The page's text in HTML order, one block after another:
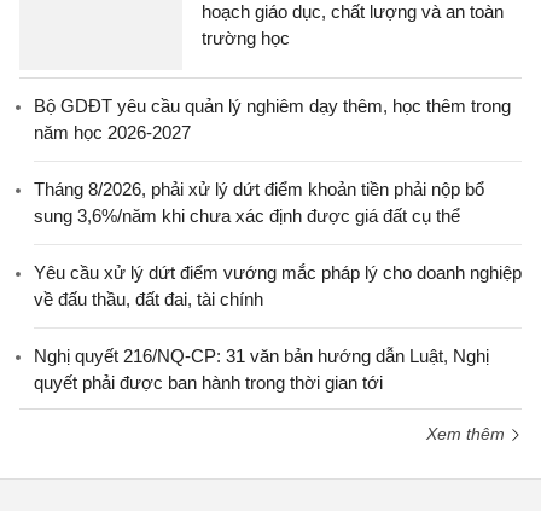
hoạch giáo dục, chất lượng và an toàn
trường học
Bộ GDĐT yêu cầu quản lý nghiêm dạy thêm, học thêm trong
năm học 2026-2027
Tháng 8/2026, phải xử lý dứt điểm khoản tiền phải nộp bổ
sung 3,6%/năm khi chưa xác định được giá đất cụ thể
Yêu cầu xử lý dứt điểm vướng mắc pháp lý cho doanh nghiệp
về đấu thầu, đất đai, tài chính
Nghị quyết 216/NQ-CP: 31 văn bản hướng dẫn Luật, Nghị
quyết phải được ban hành trong thời gian tới
Xem thêm